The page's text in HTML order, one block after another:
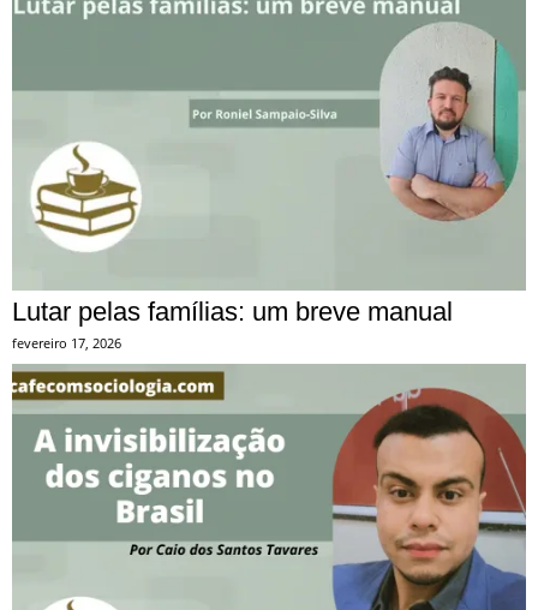
Lutar pelas famílias: um breve manual
fevereiro 17, 2026